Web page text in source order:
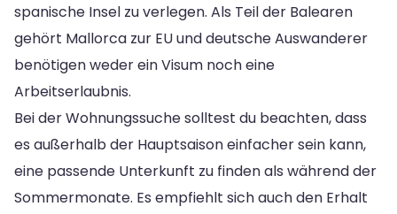
spanische Insel zu verlegen. Als Teil der Balearen
gehört Mallorca zur EU und deutsche Auswanderer
benötigen weder ein Visum noch eine
Arbeitserlaubnis.
Bei der Wohnungssuche solltest du beachten, dass
es außerhalb der Hauptsaison einfacher sein kann,
eine passende Unterkunft zu finden als während der
Sommermonate. Es empfiehlt sich auch den Erhalt